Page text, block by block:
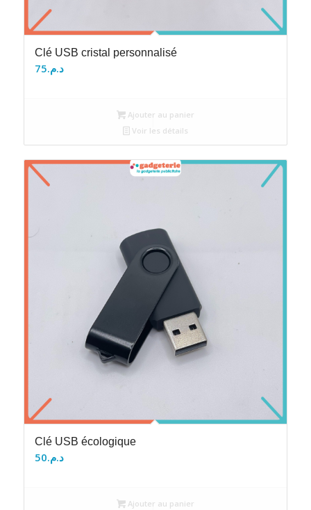
Clé USB cristal personnalisé
د.م.75
Ajouter au panier
Voir les détails
Clé USB écologique
د.م.50
Ajouter au panier